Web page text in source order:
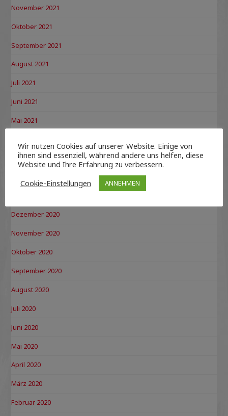
November 2021
Oktober 2021
September 2021
August 2021
Juli 2021
Juni 2021
Mai 2021
März 2021
Dezember 2020
November 2020
Oktober 2020
September 2020
August 2020
Juli 2020
Juni 2020
Mai 2020
April 2020
März 2020
Februar 2020
Wir nutzen Cookies auf unserer Website. Einige von
ihnen sind essenziell, während andere uns helfen, diese
Website und Ihre Erfahrung zu verbessern.
Cookie-Einstellungen
ANNEHMEN